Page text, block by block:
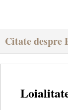
Citate despre